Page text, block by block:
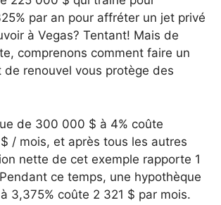
par an pour affréter un jet privé
à Vegas? Tentant! Mais de
comprenons comment faire un
de renouvel vous protège des
de 300 000 $ à 4% coûte
/ mois, et après tous les autres
nette de cet exemple rapporte 1
ce temps, une hypothèque
3,375% coûte 2 321 $ par mois.